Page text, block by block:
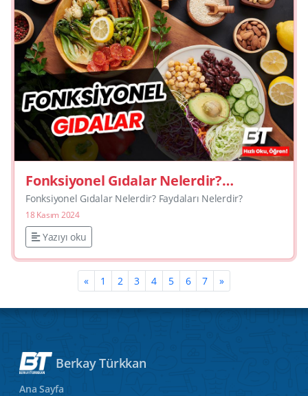
Fonksiyonel Gıdalar Nelerdir?
Faydaları Nelerdir?
Fonksiyonel Gıdalar Nelerdir? Faydaları Nelerdir?
18 Kasım 2024
Yazıyı oku
« 1 2 3 4 5 6 7 »
Berkay Türkkan
Ana Sayfa